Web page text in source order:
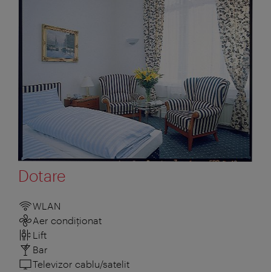
Dotare
WLAN
Aer condiționat
Lift
Bar
Televizor cablu/satelit